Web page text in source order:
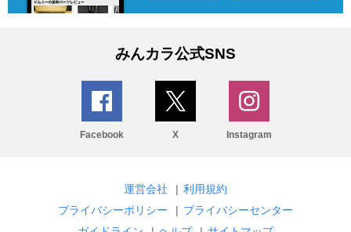
みんカラ公式SNS
Facebook X Instagram
運営会社 | 利用規約
プライバシーポリシー
| プライバシーセンター